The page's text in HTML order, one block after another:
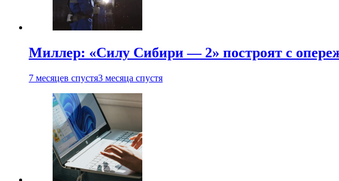
Миллер: «Силу Сибири — 2» построят с
7 месяцев спустя3 месяца спустя